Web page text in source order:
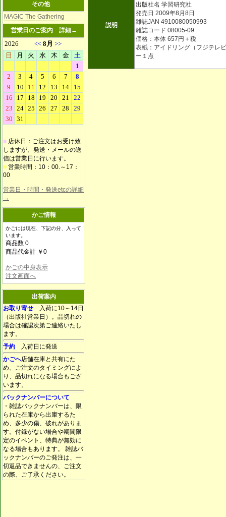
その他
MAGIC The Gathering
営業日のご案内 詳細→
■ 店休日：ご注文はお受け致
しますが、発送・メールの送
信は営業日に行います。
■ 営業時間：10：00.～17：
00
営業日・時間・発送etcの詳細
→
かご情報
かごには現在、下記の分、入って
います。
商品数 0
商品代金計 ￥0
かごの中身表示
注文画面へ
出荷案内
お取り寄せ 入荷に10～14日
（出版社営業日）。品切れの
場合は確認次第ご連絡いたし
ます。
予約 入荷日に発送
かごへ店舗在庫と共有にた
め、ご注文のタイミングによ
り、品切れになる場合もござ
います。
バックナンバーについて
・雑誌バックナンバーは、限
られた在庫から出庫するた
め、多少の傷、破れがありま
す。付録がない場合や期間限
定のイベント、特典が無効に
なる場合もあります。 雑誌バ
ックナンバーのご発注は、一
切返品できませんの、ご注文
の際、ご了承ください。
説明
出版社名 学習研究社
発売日 2009年8月8日
雑誌JAN 4910080050993
雑誌コード 08005-09
価格：本体 657円＋税
表紙：アイドリング（フジテレ
ー１点